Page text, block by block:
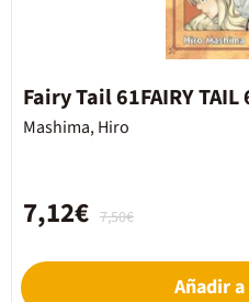
Fairy Tail 61FAIRY TAIL
Mashima, Hiro
7,50€
7,12€
Añadir